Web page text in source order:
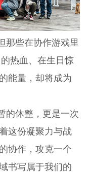
那些在协作游戏里
热血、在生日惊
能量，却将成为
的休整，更是一次
这份凝聚力与战
协作，攻克一个
书写属于我们的